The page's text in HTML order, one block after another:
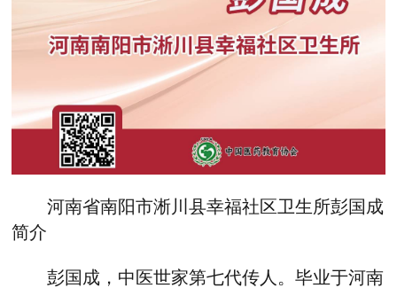
河南省南阳市淅川县幸福社区卫生所彭国成
简介
彭国成，中医世家第七代传人。毕业于河南